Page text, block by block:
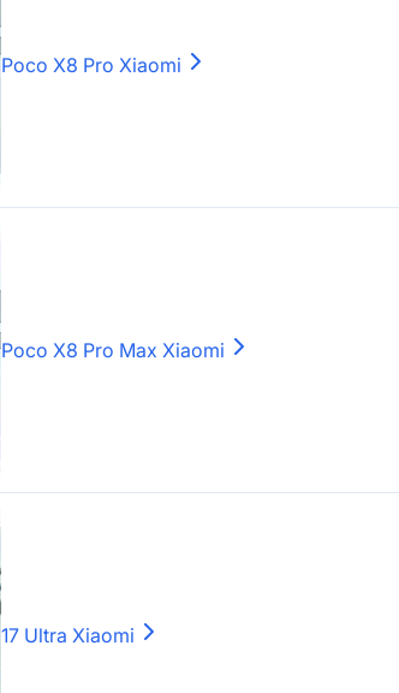
Poco X8 Pro Xiaomi
Poco X8 Pro Max Xiaomi
17 Ultra Xiaomi